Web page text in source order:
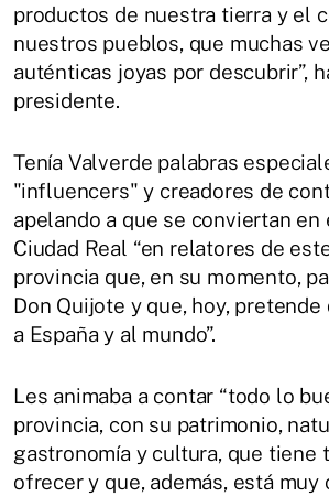
productos de nuestra tierra y el
nuestros pueblos, que muchas
auténticas joyas por descubrir”,
presidente.
Tenía Valverde palabras
"influencers" y creadores de
apelando a que se conviertan en
Ciudad Real “en relatores de
provincia que, en su momento,
Don Quijote y que, hoy,
a España y al mundo”.
Les animaba a contar “todo lo
provincia, con su patrimonio,
gastronomía y cultura, que tiene
ofrecer y que, además, está muy